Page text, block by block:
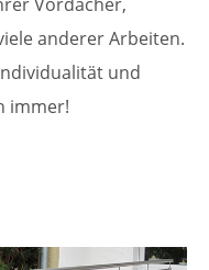
anderer Arbeiten.
und
immer!